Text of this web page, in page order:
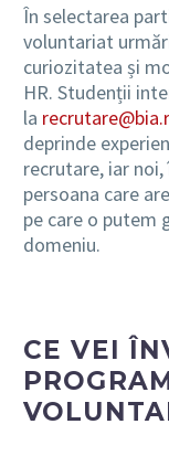
În selectarea
voluntariat
curiozitatea și
HR. Studenții
la
deprinde
recrutare, iar
persoana care
pe care o putem
domeniu.
CE VEI